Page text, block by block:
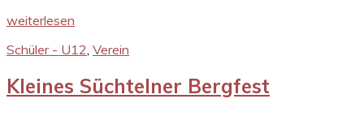
weiterlesen
Schüler - U12 Verein
Kleines Süchtelner Bergfest